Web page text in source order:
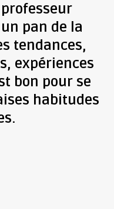
pan de la
tendances,
expériences
bon pour se
habitudes